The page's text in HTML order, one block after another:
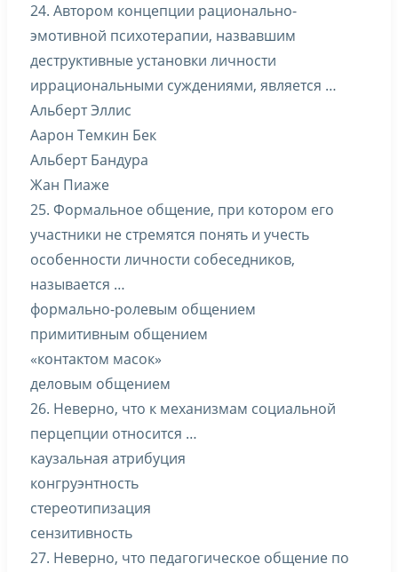
24. Автором концепции рационально-
эмотивной психотерапии, назвавшим
деструктивные установки личности
иррациональными суждениями, является …
Альберт Эллис
Аарон Темкин Бек
Альберт Бандура
Жан Пиаже
25. Формальное общение, при котором его
участники не стремятся понять и учесть
особенности личности собеседников,
называется …
формально-ролевым общением
примитивным общением
«контактом масок»
деловым общением
26. Неверно, что к механизмам социальной
перцепции относится …
каузальная атрибуция
конгруэнтность
стереотипизация
сензитивность
27. Неверно, что педагогическое общение по